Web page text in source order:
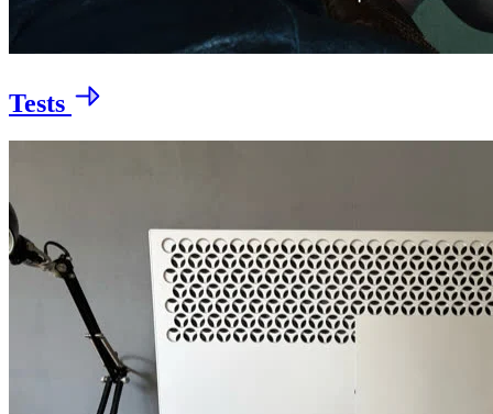
Tests